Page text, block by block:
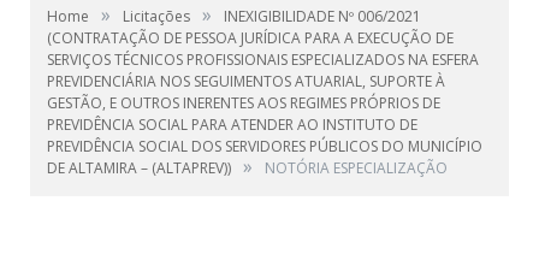
Home » Licitações »
INEXIGIBILIDADE Nº 006/2021
(CONTRATAÇÃO DE PESSOA JURÍDICA PARA A EXECUÇÃO DE
SERVIÇOS TÉCNICOS PROFISSIONAIS ESPECIALIZADOS NA ESFERA
PREVIDENCIÁRIA NOS SEGUIMENTOS ATUARIAL, SUPORTE À
GESTÃO, E OUTROS INERENTES AOS REGIMES PRÓPRIOS DE
PREVIDÊNCIA SOCIAL PARA ATENDER AO INSTITUTO DE
PREVIDÊNCIA SOCIAL DOS SERVIDORES PÚBLICOS DO MUNICÍPIO
DE ALTAMIRA – (ALTAPREV)) » NOTÓRIA ESPECIALIZAÇÃO